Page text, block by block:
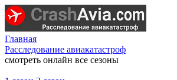
Главная
Расследование авиакатастроф
смотреть онлайн все сезоны